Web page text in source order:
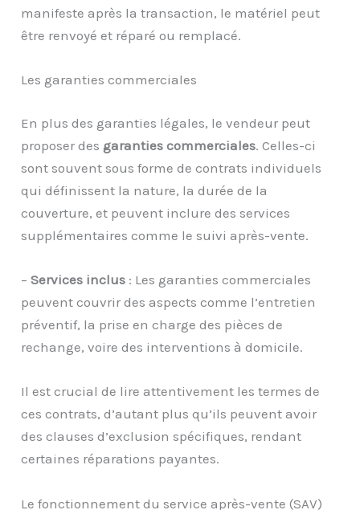
manifeste après la transaction, le matériel peut
être renvoyé et réparé ou remplacé.
Les garanties commerciales
En plus des garanties légales, le vendeur peut
proposer des garanties commerciales. Celles-ci
sont souvent sous forme de contrats individuels
qui définissent la nature, la durée de la
couverture, et peuvent inclure des services
supplémentaires comme le suivi après-vente.
–Services inclus : Les garanties commerciales
peuvent couvrir des aspects comme l’entretien
préventif, la prise en charge des pièces de
rechange, voire des interventions à domicile.
Il est crucial de lire attentivement les termes de
ces contrats, d’autant plus qu’ils peuvent avoir
des clauses d’exclusion spécifiques, rendant
certaines réparations payantes.
Le fonctionnement du service après-vente (SAV)